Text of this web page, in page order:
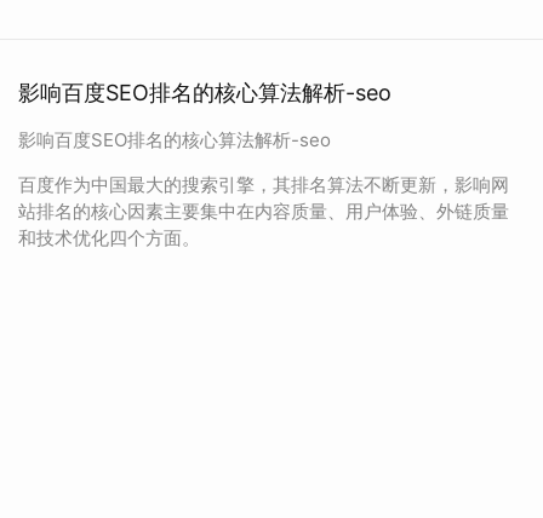
影响百度SEO排名的核心算法解析-seo
影响百度SEO排名的核心算法解析-seo
百度作为中国最大的搜索引擎，其排名算法不断更新，影响网
站排名的核心因素主要集中在内容质量、用户体验、外链质量
和技术优化四个方面。